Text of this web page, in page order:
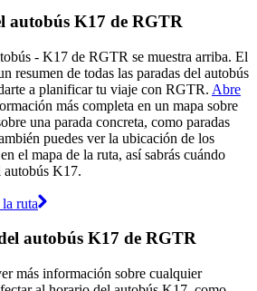
autobús K17 de RGTR
- K17 de RGTR se muestra arriba. El
resumen de todas las paradas del autobús
a planificar tu viaje con RGTR. Abre
más completa en un mapa sobre
una parada concreta, como paradas
puedes ver la ubicación de los
el mapa de la ruta, así sabrás cuándo
autobús K17.
ruta
autobús K17 de RGTR
más información sobre cualquier